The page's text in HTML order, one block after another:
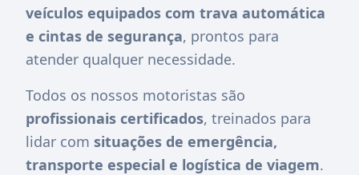
veículos equipados com trava automática
e cintas de segurança, prontos para
atender qualquer necessidade.
Todos os nossos motoristas são
profissionais certificados, treinados para
lidar com situações de emergência,
transporte especial e logística de viagem.